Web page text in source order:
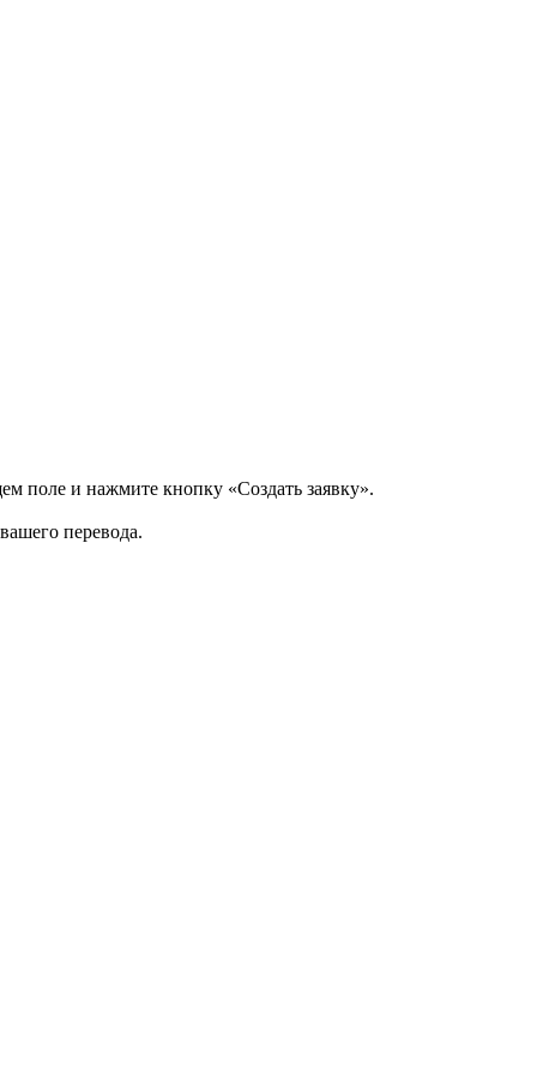
поле и нажмите кнопку «Создать заявку».
перевода.